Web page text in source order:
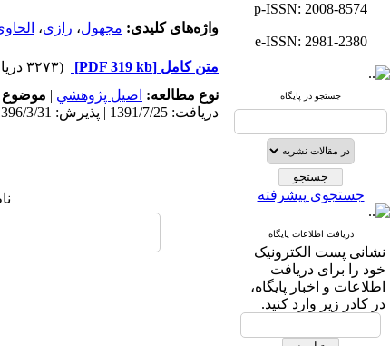
p-ISSN: 2008-8574
e-ISSN: 2981-2380
جستجو در پایگاه
جستجوی پیشرفته
دریافت اطلاعات پایگاه
نشانی پست الکترونیک
خود را برای دریافت
اطلاعات و اخبار پایگاه،
در کادر زیر وارد کنید.
واژه‌های کلیدی: مجهول، رازی،
متن کامل [PDF 319 kb]
(۳۲۷۳ دریافت)
نوع مطالعه: اصيل پژوهشي | موضوع
دریافت: 1391/7/25 | پذیرش: 1396/3/31